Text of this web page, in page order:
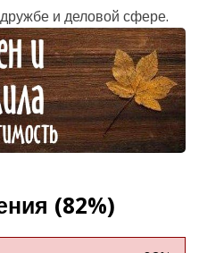
и деловой сфере.
(82%)